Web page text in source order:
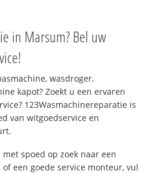
in Marsum? Bel uw
wasdroger,
kapot? Zoekt u een ervaren
123Wasmachinereparatie is
van witgoedservice en
spoed op zoek naar een
een goede service monteur, vul